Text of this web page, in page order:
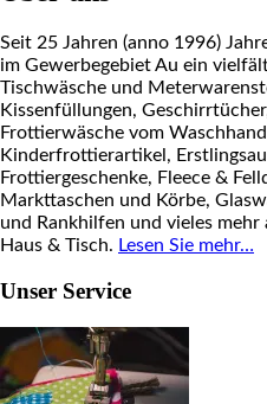
Seit 25 Jahren (anno 1996)
im Gewerbegebiet Au ein
Tischwäsche und
Kissenfüllungen,
Frottierwäsche vom
Kinderfrottierartikel,
Frottiergeschenke, Fleece &
Markttaschen und Körbe,
und Rankhilfen und vieles mehr
Haus & Tisch. Lesen Sie mehr…
Unser Service